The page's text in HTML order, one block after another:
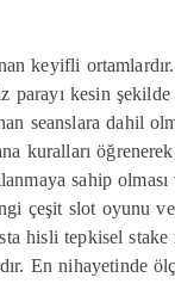
keyifli
parayı kesin
seanslara dahil
kuralları
sahip
çeşit slot oyunu
hisli tepkisel
En nihayetinde